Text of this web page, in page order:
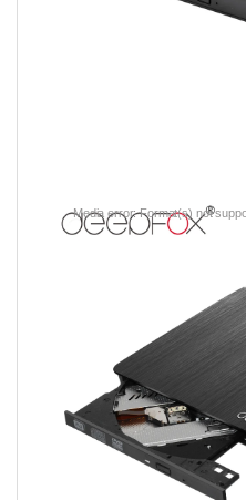
Video
Player
Media error: Format(s) not